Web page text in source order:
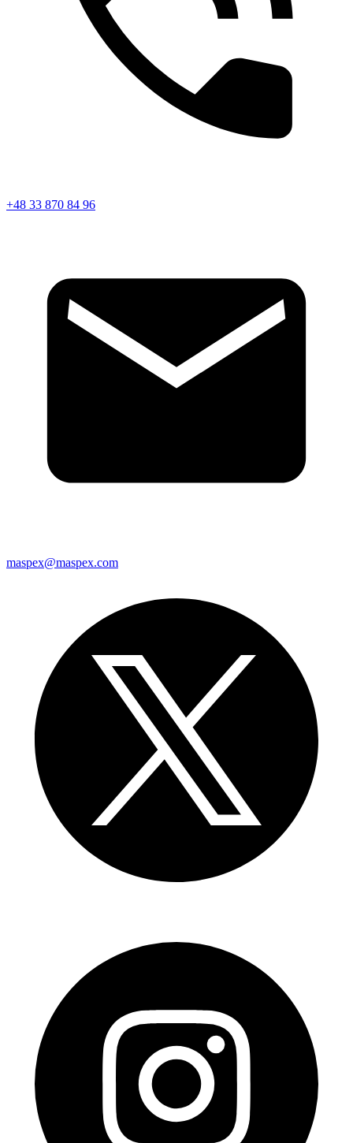
+48 33 870 84 96
maspex@maspex.com